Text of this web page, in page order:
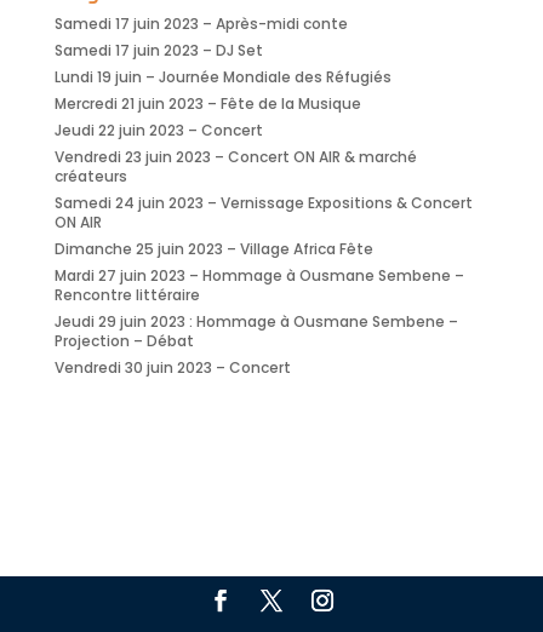
Samedi 17 juin 2023 – Après-midi conte
Samedi 17 juin 2023 – DJ Set
Lundi 19 juin – Journée Mondiale des Réfugiés
Mercredi 21 juin 2023 – Fête de la Musique
Jeudi 22 juin 2023 – Concert
Vendredi 23 juin 2023 – Concert ON AIR & marché
créateurs
Samedi 24 juin 2023 – Vernissage Expositions & Concert
ON AIR
Dimanche 25 juin 2023 – Village Africa Fête
Mardi 27 juin 2023 – Hommage à Ousmane Sembene –
Rencontre littéraire
Jeudi 29 juin 2023 : Hommage à Ousmane Sembene –
Projection – Débat
Vendredi 30 juin 2023 – Concert